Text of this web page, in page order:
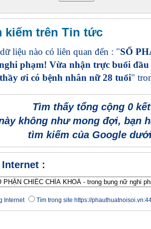
kiếm trên Tin tức
liệu nào có liên quan đến : "SỐ
phạm! Vừa nhận trực buổi đầu
ơi có bệnh nhân nữ 28 tuổi"
Tìm thấy tổng cộng 0
không như mong đợi, bạn
tìm kiếm của Google
:
Internet Tìm trong site https://